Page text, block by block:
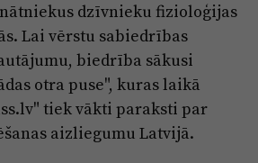
dzīvnieku fizioloģijas
Lai vērstu sabiedrības
biedrība sākusi
otra puse", kuras laikā
tiek vākti paraksti par
aizliegumu Latvijā.